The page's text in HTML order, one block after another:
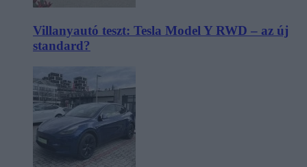
Villanyautó teszt: Tesla Model Y RWD – az új
standard?